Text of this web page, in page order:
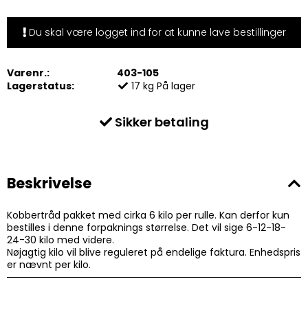
Du skal være logget ind for at kunne lave bestillinger
Varenr.:
403-105
Lagerstatus:
17kg På lager
Sikker betaling
Beskrivelse
Kobbertråd pakket med cirka 6 kilo per rulle. Kan derfor kun
bestilles i denne forpaknings størrelse. Det vil sige 6-12-18-
24-30 kilo med videre.
Nøjagtig kilo vil blive reguleret på endelige faktura. Enhedspris
er nævnt per kilo.